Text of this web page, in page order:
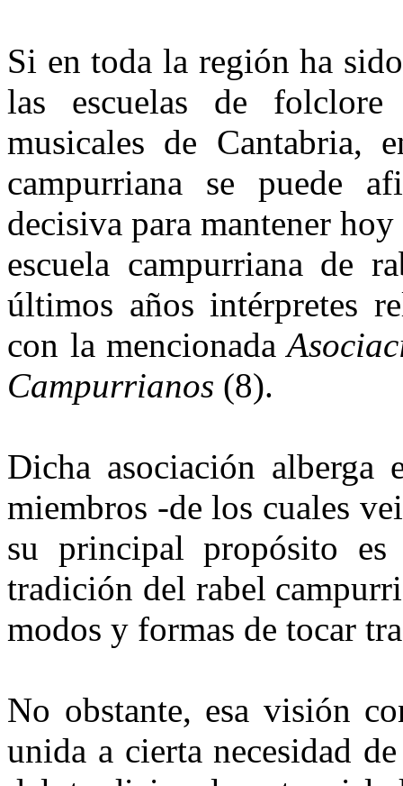
Si en toda la región ha
las escuelas de folclore
musicales de Cantabria,
campurriana se pue­de
decisiva para mantener
escuela campurriana de
últimos años intérpretes
con la mencionada
Campurrianos (8).
Dicha asociación
miembros -de los cuales
su principal propósito
tradición del rabel
modos y for­mas de tocar
No obstante, esa visión
unida a cierta necesidad